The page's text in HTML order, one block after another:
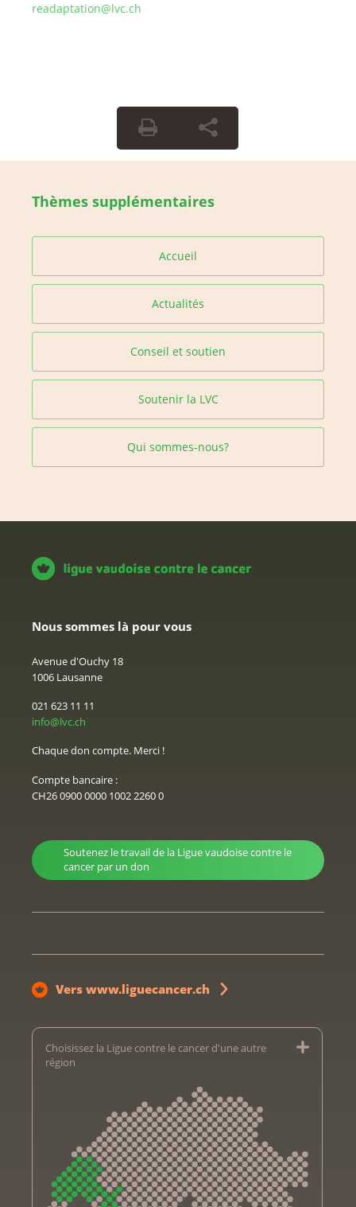
readaptation@lvc.ch
Thèmes supplémentaires
Accueil
Actualités
Conseil et soutien
Soutenir la LVC
Qui sommes-nous?
Nous sommes là pour vous
Avenue d'Ouchy 18
1006 Lausanne
021 623 11 11
info@lvc.ch
Chaque don compte. Merci !
Compte bancaire :
CH26 0900 0000 1002 2260 0
Soutenez le travail de la Ligue vaudoise contre le
cancer par un don
Vers www.liguecancer.ch
Choisissez la Ligue contre le cancer d'une autre
région